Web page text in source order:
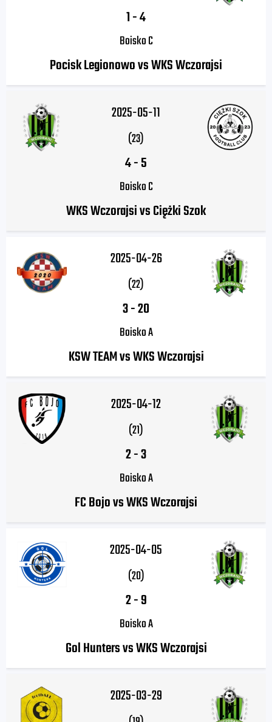
1-4
Boisko C
Pocisk Legionowo vs WKS Wczorajsi
2025-05-11
(23)
4-5
Boisko C
WKS Wczorajsi vs Ciężki Szok
2025-04-26
(22)
3-20
Boisko A
KSW TEAM vs WKS Wczorajsi
2025-04-12
(21)
2-3
Boisko A
FC Bojo vs WKS Wczorajsi
2025-04-05
(20)
2-9
Boisko A
Gol Hunters vs WKS Wczorajsi
2025-03-29